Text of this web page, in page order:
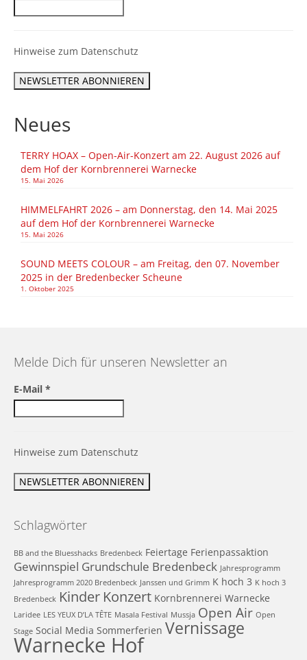
Hinweise zum Datenschutz
Neues
TERRY HOAX – Open-Air-Konzert am 22. August 2026 auf
dem Hof der Kornbrennerei Warnecke
15. Mai 2026
HIMMELFAHRT 2026 – am Donnerstag, den 14. Mai 2025
auf dem Hof der Kornbrennerei Warnecke
15. Mai 2026
SOUND MEETS COLOUR – am Freitag, den 07. November
2025 in der Bredenbecker Scheune
1. Oktober 2025
Melde Dich für unseren Newsletter an
E-Mail *
Hinweise zum Datenschutz
Schlagwörter
BB and the Bluesshacks Bredenbeck Feiertage Ferienpassaktion
Gewinnspiel Grundschule Bredenbeck Jahresprogramm
Jahresprogramm 2020 Bredenbeck Janssen und Grimm K hoch 3 K hoch 3
Bredenbeck Kinder Konzert Kornbrennerei Warnecke
Laridee LES YEUX D’LA TÊTE Masala Festival Mussja Open Air Open
Stage Social Media Sommerferien Vernissage
Warnecke Hof